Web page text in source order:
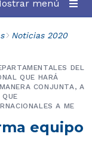
menú
Noticias 2020
equipo
DEL
QUE HARÁ
CONJUNTA, A
A ME